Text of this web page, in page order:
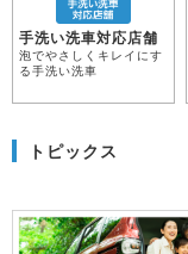
手洗い洗車対応店舗
泡でやさしくキレイにす
る手洗い洗車
トピックス